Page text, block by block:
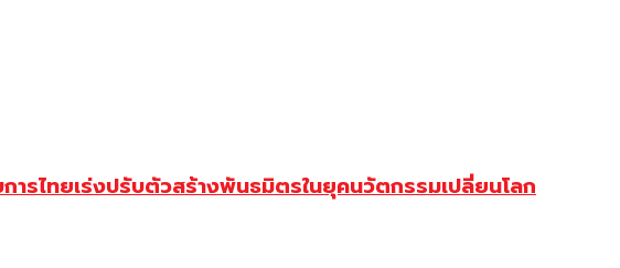
ไทยเร่งปรับตัวสร้างพันธมิตรในยุคนวัตกรรมเปลี่ยนโลก